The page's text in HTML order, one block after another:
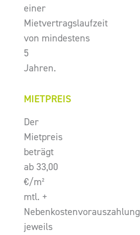
einer
Mietvertragslaufzeit
von mindestens
5
Jahren.
MIETPREIS
Der
Mietpreis
beträgt
ab 33,00
€/m²
mtl. +
Nebenkostenvorauszahlung
jeweils